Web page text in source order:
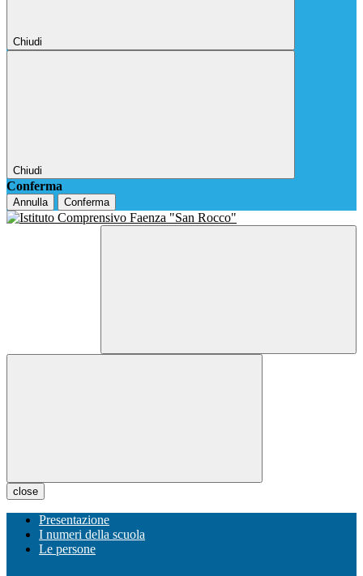
Chiudi
Chiudi
Conferma
Annulla Conferma
close
Presentazione
I numeri della scuola
Le persone